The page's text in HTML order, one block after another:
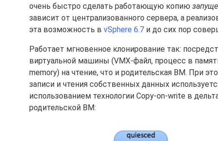
очень быстро сделать работающую копию
зависит от централизованного сервера, а
эта возможность в vSphere 6.7 и до сих пор
Работает мгновенное клонирование так:
виртуальной машины (VMX-файл, процесс в
memory) на чтение, что и родительская ВМ. При
записи и чтения собственных данных
использованием технологии Copy-on-write в
родительской ВМ: